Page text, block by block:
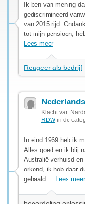
Ik ben van mening
gediscrimineerd
van 2015 rijd.
tot mijn pensioen,
Lees meer
Reageer als bedrijf
Klacht van
RDWin de
In eind 1969 heb ik
Alles goed en ik blij
Australië verhuisd
erkend, ik heb daar
gehaald.... Lees meer